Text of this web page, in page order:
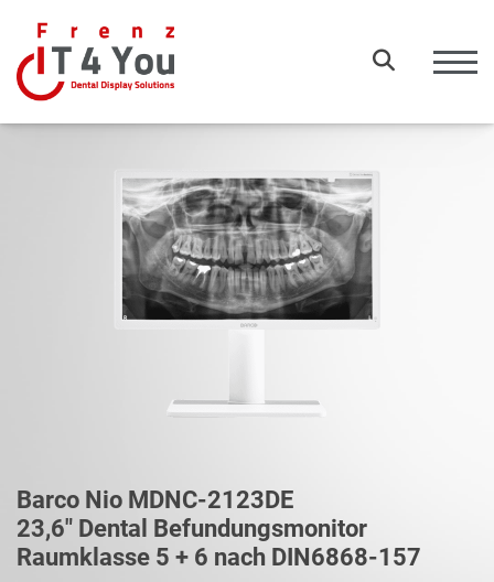
Barco Nio MDNC-2123DE
23,6″ Dental Befundungsmonitor
Raumklasse 5 + 6 nach DIN6868-157